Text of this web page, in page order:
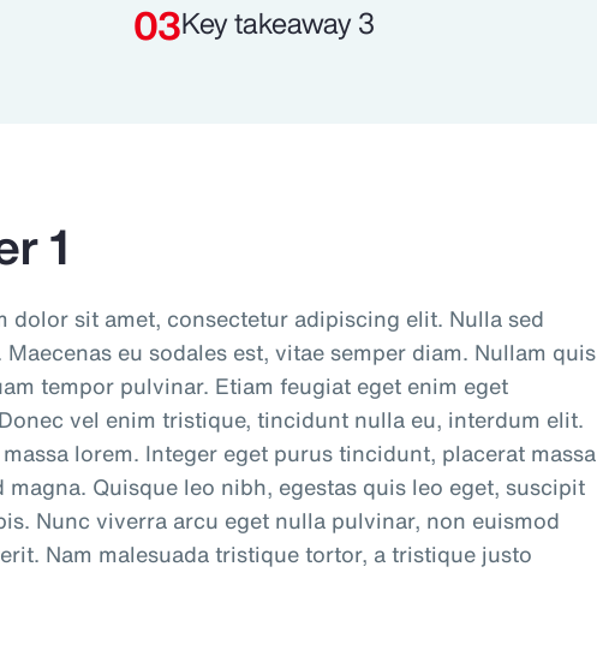
Key takeaway 3
1
dolor sit amet, consectetur adipiscing elit. Nulla sed
eu sodales est, vitae semper diam. Nullam quis
tempor pulvinar. Etiam feugiat eget enim eget
vel enim tristique, tincidunt nulla eu, interdum elit.
lorem. Integer eget purus tincidunt, placerat massa
magna. Quisque leo nibh, egestas quis leo eget, suscipit
Nunc viverra arcu eget nulla pulvinar, non euismod
Nam malesuada tristique tortor, a tristique justo